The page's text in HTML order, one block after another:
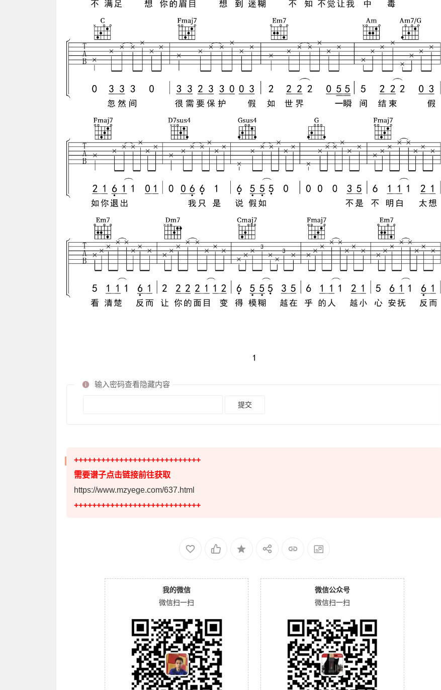
输入密码查看隐藏内容
++++++++++++++++++++++++++++
需要谱子点击链接前往获取
https://www.mzyege.com/637.html
++++++++++++++++++++++++++++
我的微信
微信扫一扫
微信公众号
微信扫一扫